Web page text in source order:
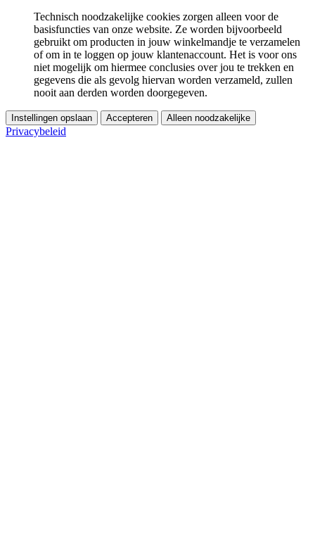
Technisch noodzakelijke cookies zorgen alleen voor de
basisfuncties van onze website. Ze worden bijvoorbeeld
gebruikt om producten in jouw winkelmandje te verzamelen
of om in te loggen op jouw klantenaccount. Het is voor ons
niet mogelijk om hiermee conclusies over jou te trekken en
gegevens die als gevolg hiervan worden verzameld, zullen
nooit aan derden worden doorgegeven.
Instellingen opslaan Accepteren Alleen noodzakelijke
Privacybeleid